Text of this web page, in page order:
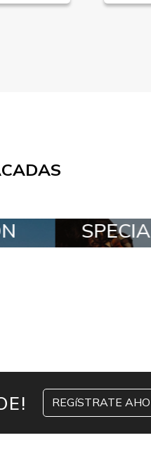
ALL IN
REGíSTRATE